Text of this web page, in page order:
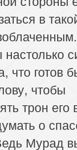
в
настолько
что готов
чтобы
трон его
о
Мурад